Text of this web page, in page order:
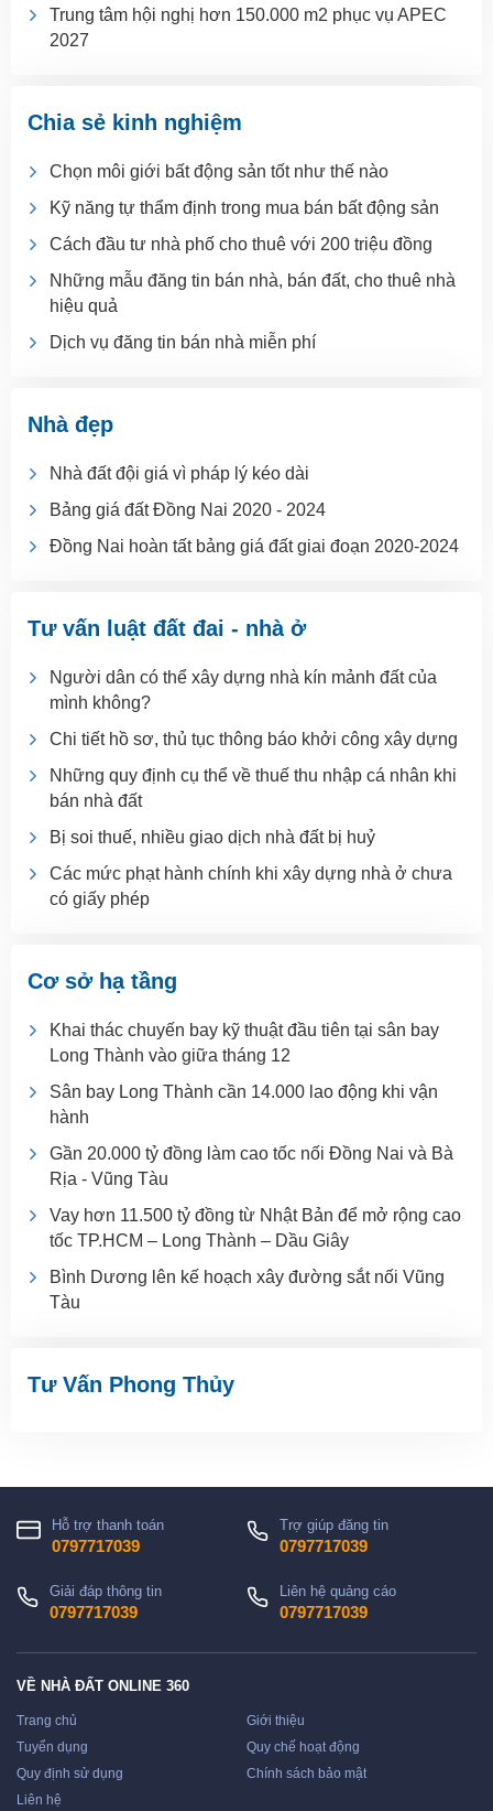
Trung tâm hội nghị hơn 150.000 m2 phục vụ APEC
2027
Chia sẻ kinh nghiệm
Chọn môi giới bất động sản tốt như thế nào
Kỹ năng tự thẩm định trong mua bán bất động sản
Cách đầu tư nhà phố cho thuê với 200 triệu đồng
Những mẫu đăng tin bán nhà, bán đất, cho thuê nhà
hiệu quả
Dịch vụ đăng tin bán nhà miễn phí
Nhà đẹp
Nhà đất đội giá vì pháp lý kéo dài
Bảng giá đất Đồng Nai 2020 - 2024
Đồng Nai hoàn tất bảng giá đất giai đoạn 2020-2024
Tư vấn luật đất đai - nhà ở
Người dân có thể xây dựng nhà kín mảnh đất của
mình không?
Chi tiết hồ sơ, thủ tục thông báo khởi công xây dựng
Những quy định cụ thể về thuế thu nhập cá nhân khi
bán nhà đất
Bị soi thuế, nhiều giao dịch nhà đất bị huỷ
Các mức phạt hành chính khi xây dựng nhà ở chưa
có giấy phép
Cơ sở hạ tầng
Khai thác chuyến bay kỹ thuật đầu tiên tại sân bay
Long Thành vào giữa tháng 12
Sân bay Long Thành cần 14.000 lao động khi vận
hành
Gần 20.000 tỷ đồng làm cao tốc nối Đồng Nai và Bà
Rịa - Vũng Tàu
Vay hơn 11.500 tỷ đồng từ Nhật Bản để mở rộng cao
tốc TP.HCM – Long Thành – Dầu Giây
Bình Dương lên kế hoạch xây đường sắt nối Vũng
Tàu
Tư Vấn Phong Thủy
Hỗ trợ thanh toán
0797717039
Trợ giúp đăng tin
0797717039
Giải đáp thông tin
0797717039
Liên hệ quảng cáo
0797717039
VỀ NHÀ ĐẤT ONLINE 360
Trang chủ
Giới thiệu
Tuyển dụng
Quy chế hoạt động
Quy định sử dụng
Chính sách bảo mật
Liên hệ